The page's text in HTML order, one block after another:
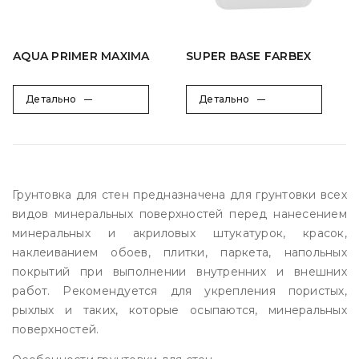
AQUA PRIMER MAXIMA
Детально
SUPER BASE FARBEX
Детально
Грунтовка для стен предназначена для грунтовки всех
видов минеральных поверхностей перед нанесением
минеральных и акриловых штукатурок, красок,
наклеиванием обоев, плитки, паркета, напольных
покрытий при выполнении внутренних и внешних
работ. Рекомендуется для укрепления пористых,
рыхлых и таких, которые осыпаются, минеральных
поверхностей.